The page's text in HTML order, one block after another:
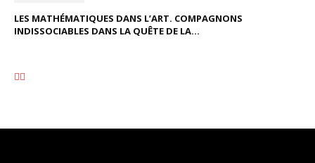
LES MATHÉMATIQUES DANS L’ART. COMPAGNONS
INDISSOCIABLES DANS LA QUÊTE DE LA...